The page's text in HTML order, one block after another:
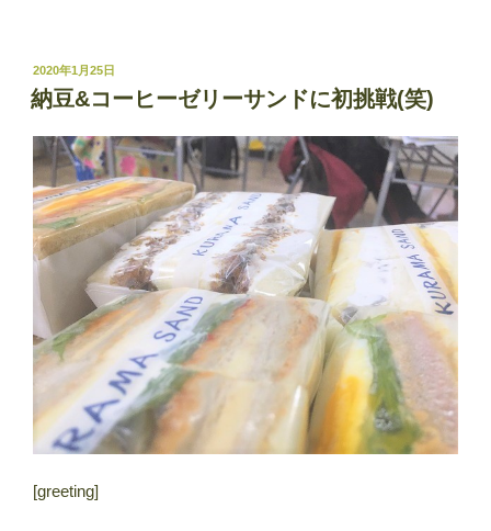
投
稿
日:
2020年1月25日
納豆&コーヒーゼリーサンドに初挑戦(笑)
[greeting]